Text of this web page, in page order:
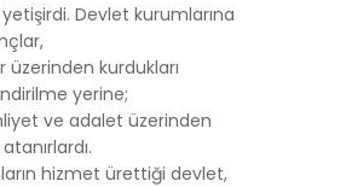
Devlet kurumlarına
kurdukları
yerine;
ve adalet üzerinden
hizmet ürettiği devlet,